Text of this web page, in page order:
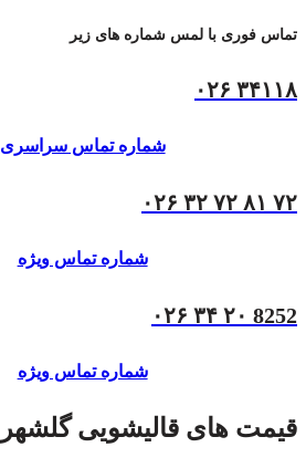
تماس فوری با لمس شماره های زیر
۳۴۱۱۸ ۰۲۶
شماره تماس سراسری
۷۲ ۸۱ ۷۲ ۳۲ ۰۲۶
شماره تماس ویژه
8252 ۲۰ ۳۴ ۰۲۶
شماره تماس ویژه
قیمت های قالیشویی گلشهر